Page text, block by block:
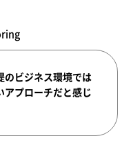
のビジネス環境では
アプローチだと感じ